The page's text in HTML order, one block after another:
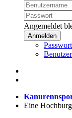
Angemeldet
Anmelden
Eine